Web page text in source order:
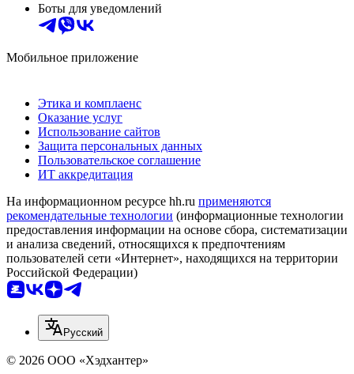
Боты для уведомлений
Мобильное приложение
Этика и комплаенс
Оказание услуг
Использование сайтов
Защита персональных данных
Пользовательское соглашение
ИТ аккредитация
На информационном ресурсе hh.ru применяются
рекомендательные технологии (информационные технологии
предоставления информации на основе сбора, систематизации
и анализа сведений, относящихся к предпочтениям
пользователей сети «Интернет», находящихся на территории
Российской Федерации)
Русский
© 2026 ООО «Хэдхантер»